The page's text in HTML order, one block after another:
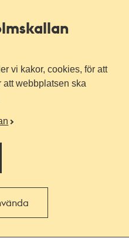
vi kakor, cookies, för att
att webbplatsen ska